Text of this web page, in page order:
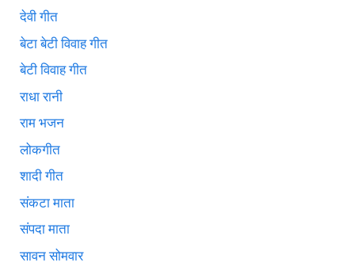
देवी गीत
बेटा बेटी विवाह गीत
बेटी विवाह गीत
राधा रानी
राम भजन
लोकगीत
शादी गीत
संकटा माता
संपदा माता
सावन सोमवार